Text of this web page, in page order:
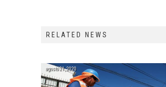
RELATED NEWS
agosto 21, 2020